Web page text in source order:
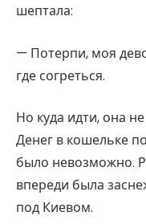
шептала:
— Потерпи, моя
где согреться.
Но куда идти, она
Денег в кошельке
было невозможно.
впереди была
под Киевом.